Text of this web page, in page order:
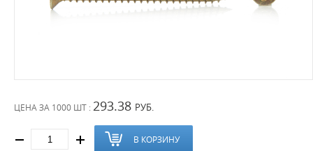
ЦЕНА ЗА 1000 ШТ : 293.38 РУБ.
В КОРЗИНУ